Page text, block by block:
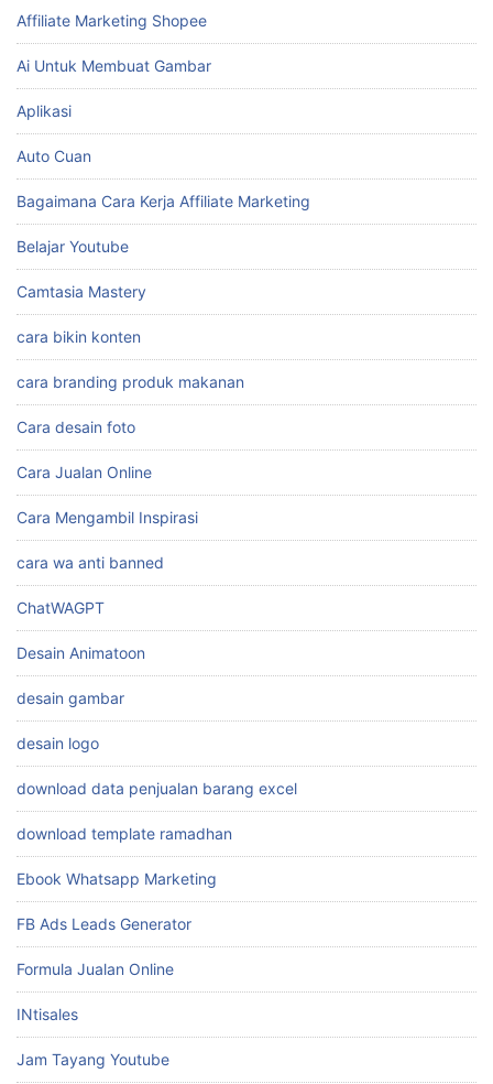
Affiliate Marketing Shopee
Ai Untuk Membuat Gambar
Aplikasi
Auto Cuan
Bagaimana Cara Kerja Affiliate Marketing
Belajar Youtube
Camtasia Mastery
cara bikin konten
cara branding produk makanan
Cara desain foto
Cara Jualan Online
Cara Mengambil Inspirasi
cara wa anti banned
ChatWAGPT
Desain Animatoon
desain gambar
desain logo
download data penjualan barang excel
download template ramadhan
Ebook Whatsapp Marketing
FB Ads Leads Generator
Formula Jualan Online
INtisales
Jam Tayang Youtube